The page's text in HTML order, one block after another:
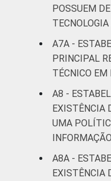
POSSUEM
A7A -
PRINCIPAL
TÉCNICO
A8 -
EXISTÊNCIA
UMA
INFORMAÇÃO
A8A -
EXISTÊNCIA